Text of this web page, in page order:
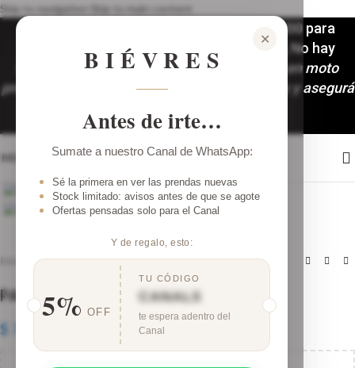
✕
BIÉVRES
Antes de irte…
Sumate a nuestro Canal de WhatsApp:
Sé la primera en ver las prendas nuevas
Stock limitado: avisos antes de que se agote
Ofertas pensadas solo para el Canal
Y de regalo, esto:
5% OFF
TU CÓDIGO
CANAL5
te espera adentro del
Canal
Skip to navigation Skip to main content
Envíos a todo el país. 3 y 6 (mínimo $100.000 para
accedera las 6 cuotas) cuotas sin interés, No hay
mínimo de compra!🚚
Despachos y envíos en moto
programados: Martes y Viernes. ¡Comprá hoy y asegurá
MENÚ
Inicio Pre Season!🍂
PANT SUPRA CHOCO
$